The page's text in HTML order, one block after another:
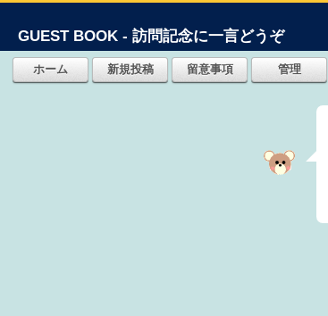
GUEST BOOK - 訪問記念に一言どうぞ